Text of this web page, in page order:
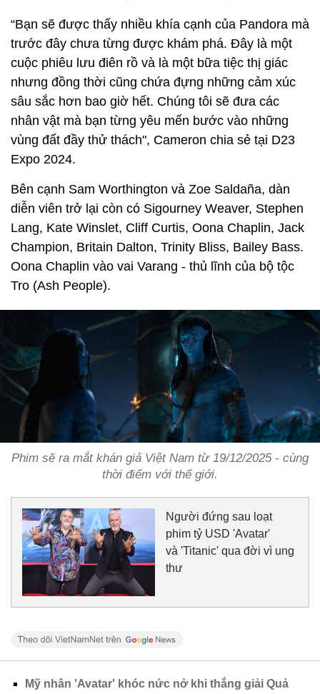
“Bạn sẽ được thấy nhiều khía cạnh của Pandora mà
trước đây chưa từng được khám phá. Đây là một
cuộc phiêu lưu điên rồ và là một bữa tiệc thị giác
nhưng đồng thời cũng chứa đựng những cảm xúc
sâu sắc hơn bao giờ hết. Chúng tôi sẽ đưa các
nhân vật mà bạn từng yêu mến bước vào những
vùng đất đầy thử thách", Cameron chia sẻ tại D23
Expo 2024.
Bên cạnh Sam Worthington và Zoe Saldaña, dàn
diễn viên trở lại còn có Sigourney Weaver, Stephen
Lang, Kate Winslet, Cliff Curtis, Oona Chaplin, Jack
Champion, Britain Dalton, Trinity Bliss, Bailey Bass.
Oona Chaplin vào vai Varang - thủ lĩnh của bộ tộc
Tro (Ash People).
Phim sẽ ra mắt khán giả Việt Nam từ 19/12/2025 - cùng
thời điểm với thế giới.
Người đứng sau loạt
phim tỷ USD 'Avatar'
và 'Titanic' qua đời vì ung
thư
Mỹ nhân 'Avatar' khóc nức nở khi thắng giải Quả